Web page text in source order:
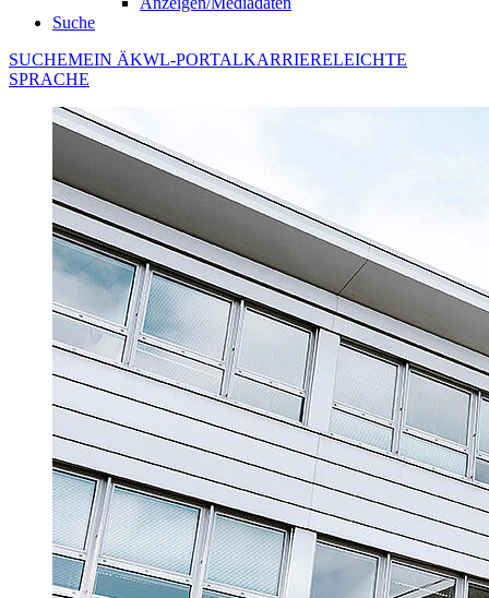
Suche
SUCHEMEIN ÄKWL-PORTALKARRIERELEICHTE
SPRACHE